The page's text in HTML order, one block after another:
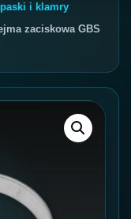
i klamry
zaciskowa GBS